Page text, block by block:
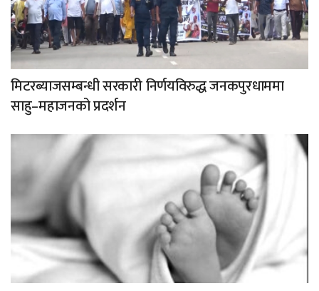
मिटरब्याजसम्बन्धी सरकारी निर्णयविरुद्ध जनकपुरधाममा
साहु–महाजनको प्रदर्शन